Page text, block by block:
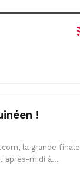
!
la grande finale
après-midi à…